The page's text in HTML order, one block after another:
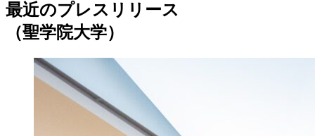
最近のプレスリリース
（聖学院大学）